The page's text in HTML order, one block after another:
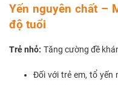
Yến nguyên chất –
độ tuổi
Trẻ nhỏ: Tăng cường đề
Đối với trẻ em, tổ yến